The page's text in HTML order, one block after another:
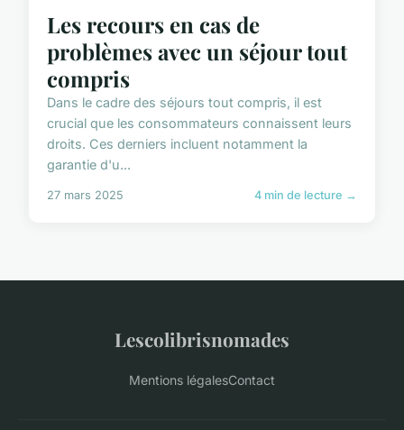
Les recours en cas de
problèmes avec un séjour tout
compris
Dans le cadre des séjours tout compris, il est
crucial que les consommateurs connaissent leurs
droits. Ces derniers incluent notamment la
garantie d'u...
27 mars 2025 4 min de lecture →
Lescolibrisnomades
Mentions légalesContact